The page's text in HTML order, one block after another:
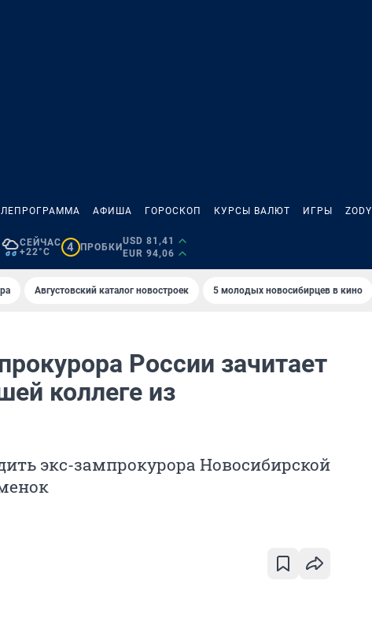
АФИША ГОРОСКОП КУРСЫ ВАЛЮТ ИГРЫ ZODY
СЕЙЧАС
+22°C
4 ПРОБКИ
USD 81,41
EUR 94,06
Августовский каталог новостроек 5 молодых новосибирцев в кино
России зачитает
коллеге из
экс-зампрокурора Новосибирской